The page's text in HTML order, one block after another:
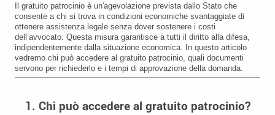
Il gratuito patrocinio è un'agevolazione prevista dallo Stato che
consente a chi si trova in condizioni economiche svantaggiate di
ottenere assistenza legale senza dover sostenere i costi
dell’avvocato. Questa misura garantisce a tutti il diritto alla difesa,
indipendentemente dalla situazione economica. In questo articolo
vedremo chi può accedere al gratuito patrocinio, quali documenti
servono per richiederlo e i tempi di approvazione della domanda.
1. Chi può accedere al gratuito patrocinio?